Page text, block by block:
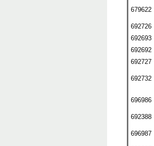
679622
692726
692693
692692
692727
692732
696986
692388
696987